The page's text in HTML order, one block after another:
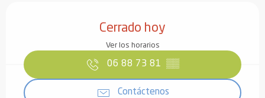
Cerrado hoy
Ver los horarios
06 88 73 81 ▒▒
Contáctenos